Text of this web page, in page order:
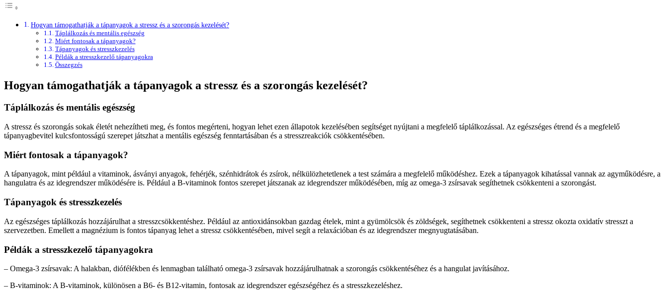
Hogyan támogathatják a tápanyagok a stressz és a szorongás kezelését?
Táplálkozás és mentális egészség
Miért fontosak a tápanyagok?
Tápanyagok és stresszkezelés
Példák a stresszkezelő tápanyagokra
Összegzés
Hogyan támogathatják a tápanyagok a stressz és a szorongás kezelését?
Táplálkozás és mentális egészség
A stressz és szorongás sokak életét nehezítheti meg, és fontos megérteni, hogyan lehet ezen állapotok kezelésében segítséget nyújtani a megfelelő táplálkozással. Az egészséges étrend és a megfelelő
tápanyagbevitel kulcsfontosságú szerepet játszhat a mentális egészség fenntartásában és a stresszreakciók csökkentésében.
Miért fontosak a tápanyagok?
A tápanyagok, mint például a vitaminok, ásványi anyagok, fehérjék, szénhidrátok és zsírok, nélkülözhetetlenek a test számára a megfelelő működéshez. Ezek a tápanyagok kihatással vannak az agyműködésre, a
hangulatra és az idegrendszer működésére is. Például a B-vitaminok fontos szerepet játszanak az idegrendszer működésében, míg az omega-3 zsírsavak segíthetnek csökkenteni a szorongást.
Tápanyagok és stresszkezelés
Az egészséges táplálkozás hozzájárulhat a stresszcsökkentéshez. Például az antioxidánsokban gazdag ételek, mint a gyümölcsök és zöldségek, segíthetnek csökkenteni a stressz okozta oxidatív stresszt a
szervezetben. Emellett a magnézium is fontos tápanyag lehet a stressz csökkentésében, mivel segít a relaxációban és az idegrendszer megnyugtatásában.
Példák a stresszkezelő tápanyagokra
– Omega-3 zsírsavak: A halakban, diófélékben és lenmagban található omega-3 zsírsavak hozzájárulhatnak a szorongás csökkentéséhez és a hangulat javításához.
– B-vitaminok: A B-vitaminok, különösen a B6- és B12-vitamin, fontosak az idegrendszer egészségéhez és a stresszkezeléshez.